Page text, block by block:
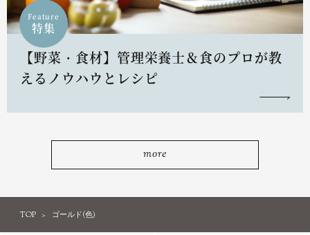
Feature
特集
【野菜・食材】管理栄養士＆食のプロが教
えるノウハウとレシピ
more
TOP ゴールド(色)